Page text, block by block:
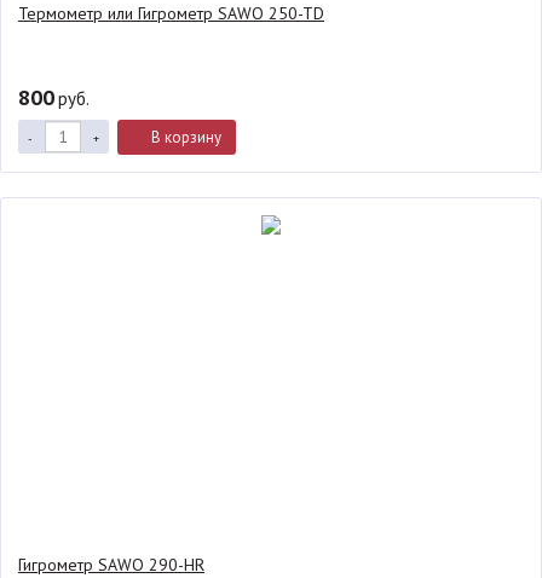
Термометр или Гигрометр SAWO 250-TD
800руб.
- + В корзину
Гигрометр SAWO 290-HR